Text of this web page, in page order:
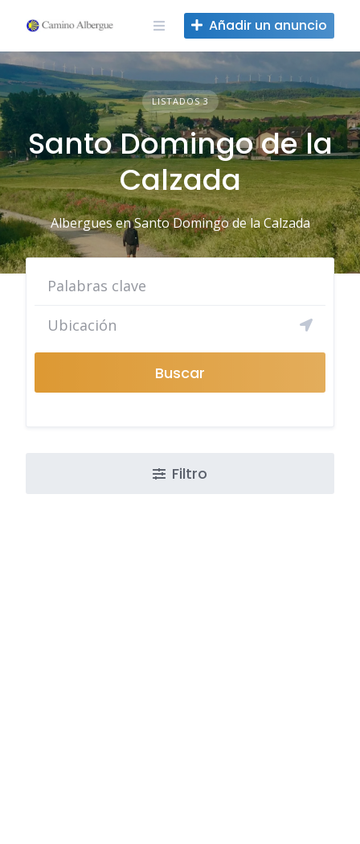
contenido
Añadir un anuncio
LISTADOS 3
Santo Domingo de la
Calzada
Albergues en Santo Domingo de la Calzada
Buscar
Filtro